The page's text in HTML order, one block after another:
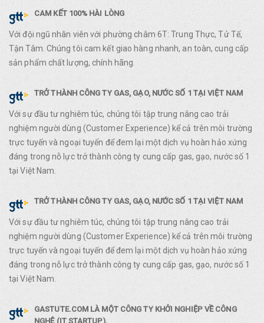
CAM KẾT 100% HÀI LÒNG
Với đội ngũ nhân viên với phường châm 6T: Trung Thực, Tử Tế,
Tận Tâm. Chúng tôi cam kết giao hàng nhanh, an toàn, cung cấp
sản phẩm chất lượng, chính hãng.
TRỞ THÀNH CÔNG TY GAS, GẠO, NƯỚC SỐ 1 TẠI VIỆT NAM
Với sự đầu tư nghiêm túc, chúng tôi tập trung nâng cao trải
nghiệm người dùng (Customer Experience) kể cả trên môi trường
trực tuyến và ngoại tuyến để đem lại một dịch vụ hoàn hảo xứng
đáng trong nỗ lực trở thành công ty cung cấp gas, gạo, nước số 1
tại Việt Nam.
TRỞ THÀNH CÔNG TY GAS, GẠO, NƯỚC SỐ 1 TẠI VIỆT NAM
Với sự đầu tư nghiêm túc, chúng tôi tập trung nâng cao trải
nghiệm người dùng (Customer Experience) kể cả trên môi trường
trực tuyến và ngoại tuyến để đem lại một dịch vụ hoàn hảo xứng
đáng trong nỗ lực trở thành công ty cung cấp gas, gạo, nước số 1
tại Việt Nam.
GASTUTE.COM LÀ MỘT CÔNG TY KHỞI NGHIỆP VỀ CÔNG
NGHỆ (IT STARTUP).